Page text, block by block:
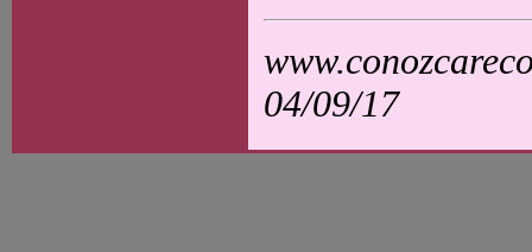
04/09/17